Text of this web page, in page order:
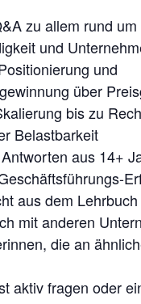
zu allem rund um
und
und
über
bis zu
Belastbarkeit
aus 14+
aus dem Lehrbuch
mit anderen
die an
aktiv fragen oder